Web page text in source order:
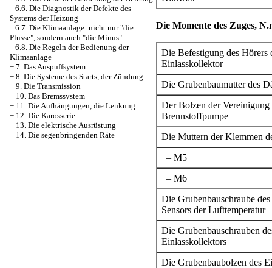
6.6. Die Diagnostik der Defekte des
Systems der Heizung
6.7. Die Klimaanlage: nicht nur "die
Plusse", sondern auch "die Minus"
6.8. Die Regeln der Bedienung der
Klimaanlage
+ 7. Das Auspuffsystem
+ 8. Die Systeme des Starts, der Zündung
+ 9. Die Transmission
+ 10. Das Bremssystem
+ 11. Die Aufhängungen, die Lenkung
+ 12. Die Karosserie
+ 13. Die elektrische Ausrüstung
+ 14. Die segenbringenden Räte
Die Momente des Zuges,
Die Befestigung des Hörers
Einlasskollektor
Die Grubenbaumutter des
Der Bolzen der Vereinigung
Brennstoffpumpe
Die Muttern der Klemmen
– М5
– М6
Die Grubenbauschraube
Sensors der Lufttemperatur
Die Grubenbauschrauben
Einlasskollektors
Die Grubenbaubolzen des